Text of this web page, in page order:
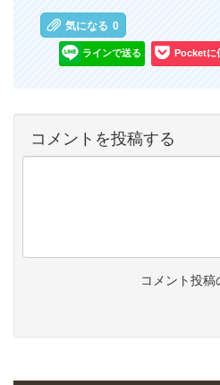
気になる 0
ラインで送る Pocketに
コメントを投稿する
コメント投